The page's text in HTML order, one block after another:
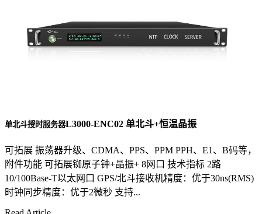
单北斗授时服务器L3000-ENC02 单北斗+恒温晶振
可拓展 振荡器升级、CDMA、PPS、PPM PPH、E1、B码等，
附件功能 可拓展铷原子钟+晶振+ 8网口 技术指标 2路
10/100Base-T以太网口 GPS/北斗接收机精度：优于30ns(RMS)
时钟同步精度：优于2微秒 支持...